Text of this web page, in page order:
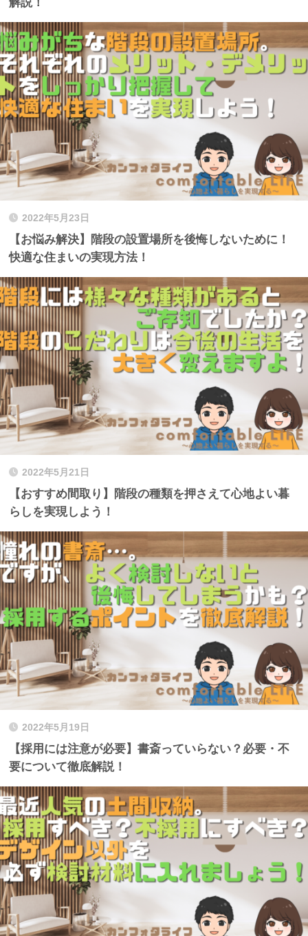
2022年5月23日
【お悩み解決】階段の設置場所を後悔しないために！
快適な住まいの実現方法！
2022年5月21日
【おすすめ間取り】階段の種類を押さえて心地よい暮
らしを実現しよう！
2022年5月19日
【採用には注意が必要】書斎っていらない？必要・不
要について徹底解説！